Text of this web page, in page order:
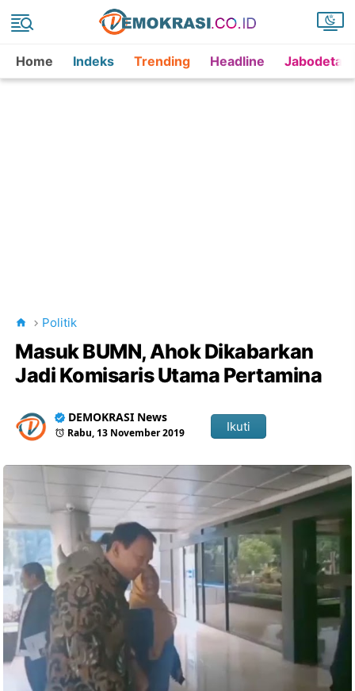
Home Indeks Trending Headline
Politik
Masuk BUMN, Ahok Dikabarkan
Jadi Komisaris Utama Pertamina
DEMOKRASI News
Rabu, 13 November 2019 Ikuti